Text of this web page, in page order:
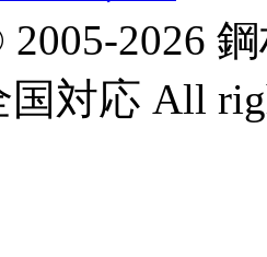
2005-2026
対応 All